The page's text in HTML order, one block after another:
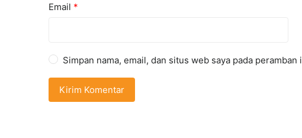
Email *
Simpan nama, email, dan situs web saya pada